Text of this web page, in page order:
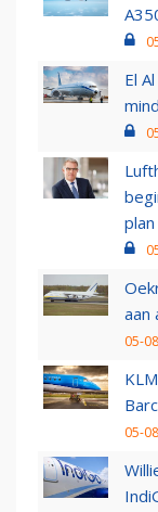
El
plan
aan
05-
05-